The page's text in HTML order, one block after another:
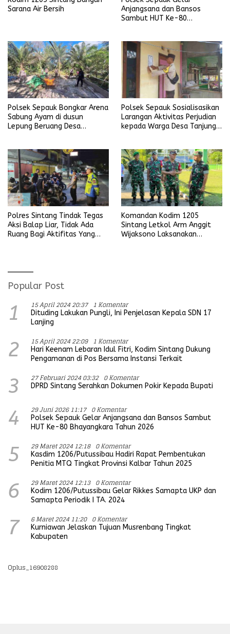
Sarana Air Bersih
Anjangsana dan Bansos
Sambut HUT Ke-80
Polsek Sepauk Bongkar Arena
Sabung Ayam di dusun
Lepung Beruang Desa
Polsek Sepauk Sosialisasikan
Larangan Aktivitas Perjudian
kepada Warga Desa Tanjung
Polres Sintang Tindak Tegas
Aksi Balap Liar, Tidak Ada
Ruang Bagi Aktifitas Yang
Komandan Kodim 1205
Sintang Letkol Arm Anggit
Wijaksono Laksanakan
Popular Post
1 15 April 2024 20:37 1 Komentar
Dituding Lakukan Pungli, Ini Penjelasan Kepala SDN 17
Lanjing
2 15 April 2024 22:09 1 Komentar
Hari Keenam Lebaran Idul Fitri, Kodim Sintang Dukung
Pengamanan di Pos Bersama Instansi Terkait
3 27 Februari 2024 03:32 0 Komentar
DPRD Sintang Serahkan Dokumen Pokir Kepada Bupati
4 29 Juni 2026 11:17 0 Komentar
Polsek Sepauk Gelar Anjangsana dan Bansos Sambut
HUT Ke-80 Bhayangkara Tahun 2026
5 29 Maret 2024 12:18 0 Komentar
Kasdim 1206/Putussibau Hadiri Rapat Pembentukan
Penitia MTQ Tingkat Provinsi Kalbar Tahun 2025
6 29 Maret 2024 12:13 0 Komentar
Kodim 1206/Putussibau Gelar Rikkes Samapta UKP dan
Samapta Periodik I TA. 2024
7 6 Maret 2024 11:20 0 Komentar
Kurniawan Jelaskan Tujuan Musrenbang Tingkat
Kabupaten
Oplus_16908288